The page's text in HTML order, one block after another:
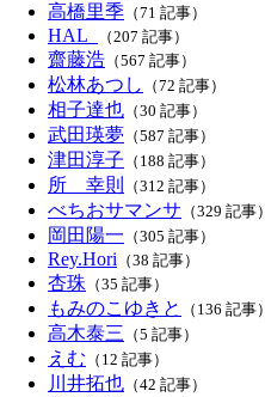
高橋里季 （71 記事）
HAL_ （207 記事）
齋藤浩 （567 記事）
松林あつし （72 記事）
相子達也 （30 記事）
武田瑛夢 （587 記事）
津田淳子 （188 記事）
所 幸則 （312 記事）
べちおサマンサ （329 記事）
岡田陽一 （305 記事）
Rey.Hori （38 記事）
杏珠 （35 記事）
もみのこゆきと （136 記事）
高木泰三 （5 記事）
えむ （12 記事）
川井拓也 （42 記事）